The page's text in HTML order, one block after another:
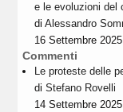
e le evoluzioni del
diAlessandro
16 Settembre 2025
Commenti
Le proteste delle
diStefano Rovelli
14 Settembre 2025